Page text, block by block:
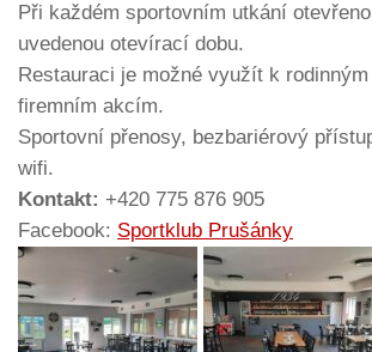
Při každém sportovním utkání
uvedenou otevírací dobu.
Restauraci je možné využít k
firemním akcím.
Sportovní přenosy, bezbariérový
wifi.
Kontakt: +420 775 876 905
Facebook: Sportklub Prušánky